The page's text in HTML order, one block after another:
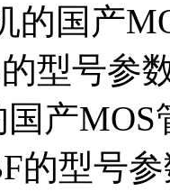
的国产
型号参
产MOS
的型号